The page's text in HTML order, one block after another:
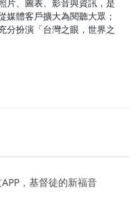
媒體客戶擴大為閱聽大眾；
分扮演「台灣之眼，世界之
，基督徒的新福音